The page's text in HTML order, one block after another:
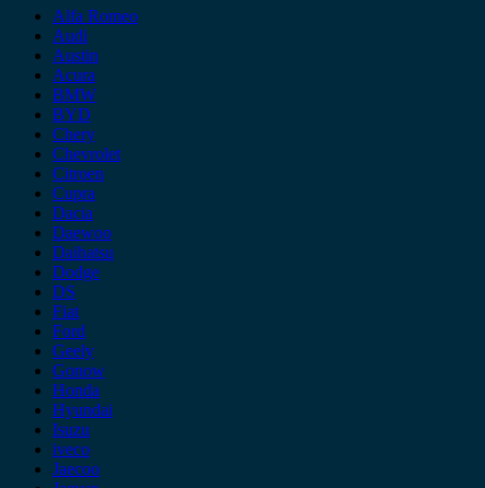
Alfa Romeo
Audi
Austin
Acura
BMW
BYD
Chery
Chevrolet
Citroen
Cupra
Dacia
Daewoo
Daihatsu
Dodge
DS
Fiat
Ford
Geely
Gonow
Honda
Hyundai
Isuzu
iveco
Jaecoo